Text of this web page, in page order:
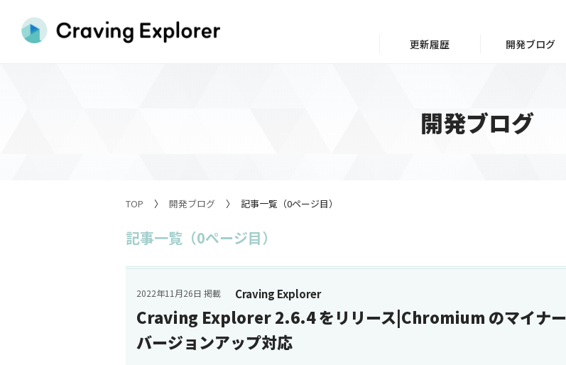
開発ブログ
TOP 開発ブログ 記事一覧（0ページ目）
記事一覧（0ページ目）
Craving Explorer
2022年11月26日 掲載
Craving Explorer 2.6.4 をリリース|Chromium のマイナー
バージョンアップ対応
更新履歴 開発ブログ